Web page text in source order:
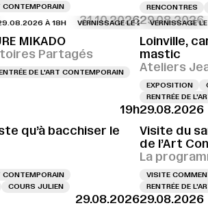
CONTEMPORAIN
RENCONTRES
À 15H VERNISSAGE LE 29.08.2026 À 15H
LE 29.08.2026 À 16H VERNISSAGE LE
31.10.2026
À 18H VERNISSAGE LE 29.08.2026 À 18H
MIKADO
Partagés
DE L'ART CONTEMPORAIN
29.08.2026
VERNISSAGE LE
Loinville,
mastic
Ateliers
EXPOSITION
RENTRÉE DE
LE 29.08.2026 À 18H VERNISSAGE LE
19h
qu’à bacchiser le
CONTEMPORAIN
COURS JULIEN
29.08.2026
Visite du
de l’Art
La
VISITE
RENTRÉE DE
29.08.202629.08.2026